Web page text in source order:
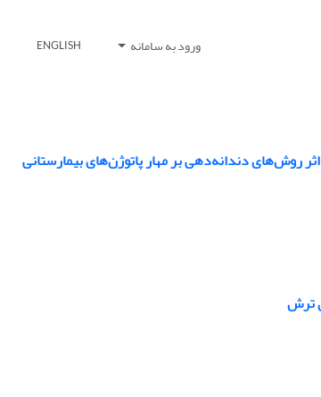
ورود به سامانه ENGLISH
روش‌های دندانه‌دهی بر مهار پاتوژن‌های بیمارستانی
ترش